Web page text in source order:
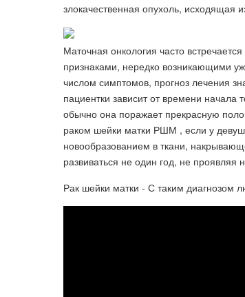
злокачественная опухоль, исходящая
Маточная онкология часто
признаками, нередко возникающими
числом симптомов, прогноз лечения
пациентки зависит от времени
обычно она поражает прекрасную
раком шейки матки РШМ , если у
новообразованием в ткани,
развиваться не один год, не проявляя
Рак шейки матки - С таким диагнозом